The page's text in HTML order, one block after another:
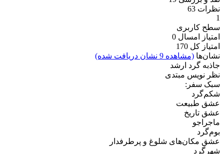
نظرات 63
1
سطح کاربری
امتیاز امسال 0
امتیاز کل 170
نشان‌ها (مشاهده 9 نشان دریافت شده)
جاذبه گرد ارشد
نظر نویس مبتدی
سبک سفر:
شکم‌گرد
عشق طبیعت
عشق تاریخ
ماجراجو
بوم‌گرد
عشق مکان‌های شلوغ و پرطرفدار
شهرگرد